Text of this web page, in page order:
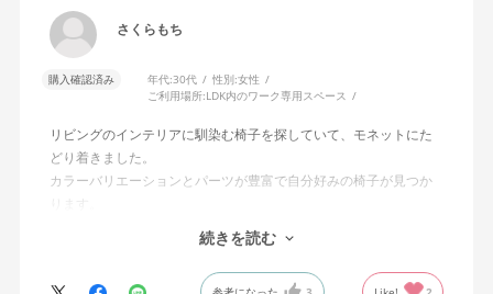
さくらもち
購入確認済み 年代:30代 性別:女性
ご利用場所:LDK内のワーク専用スペース
リビングのインテリアに馴染む椅子を探していて、モネットにた
どり着きました。
カラーバリエーションとパーツが豊富で自分好みの椅子が見つか
オフィスチェアにしては比較的コンパクトで家に置くのに最適で
した、座り心地も良く大変気に入っています。
今回どうしても欲しい色の組み合わせがあったので固定肘の物を
続きを読む